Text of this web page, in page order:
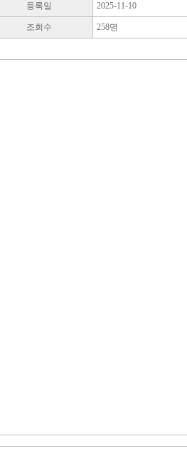
등록일 2025-11-10
조회수 258명